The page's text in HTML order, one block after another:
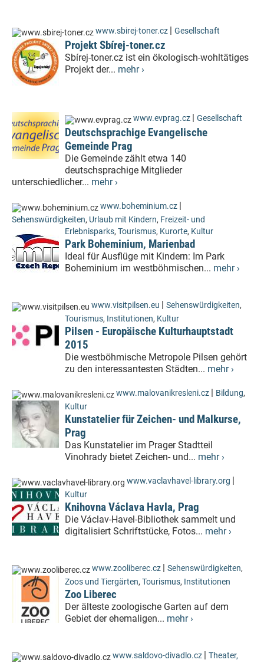
www.sbirej-toner.cz | Gesellschaft
Projekt Sbírej-toner.cz
Sbírej-toner.cz ist ein ökologisch-wohltätiges
Projekt der... mehr ›
www.evprag.cz | Gesellschaft
Deutschsprachige Evangelische
Gemeinde Prag
Die Gemeinde zählt etwa 140
deutschsprachige Mitglieder
unterschiedlicher... mehr ›
www.boheminium.cz |
Sehenswürdigkeiten, Urlaub mit Kindern, Freizeit- und
Erlebnisparks, Tourismus, Kurorte, Kultur
Park Boheminium, Marienbad
Ideal für Ausflüge mit Kindern: Im Park
Boheminium im westböhmischen... mehr ›
www.visitpilsen.eu | Sehenswürdigkeiten,
Tourismus, Institutionen, Kultur
Pilsen - Europäische Kulturhauptstadt
2015
Die westböhmische Metropole Pilsen gehört
zu den interessantesten Städten... mehr ›
www.malovanikresleni.cz | Bildung,
Kultur
Kunstatelier für Zeichen- und Malkurse,
Prag
Das Kunstatelier im Prager Stadtteil
Vinohrady bietet Zeichen- und... mehr ›
www.vaclavhavel-library.org |
Kultur
Knihovna Václava Havla, Prag
Die Václav-Havel-Bibliothek sammelt und
digitalisiert Schriftstücke, Fotos... mehr ›
www.zooliberec.cz | Sehenswürdigkeiten,
Zoos und Tiergärten, Tourismus, Institutionen
Zoo Liberec
Der älteste zoologische Garten auf dem
Gebiet der ehemaligen... mehr ›
www.saldovo-divadlo.cz | Theater,